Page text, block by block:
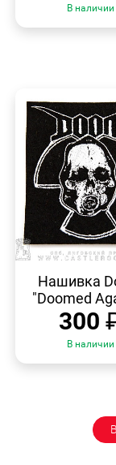
В наличии
Нашивка
"Doomed
300
В наличии